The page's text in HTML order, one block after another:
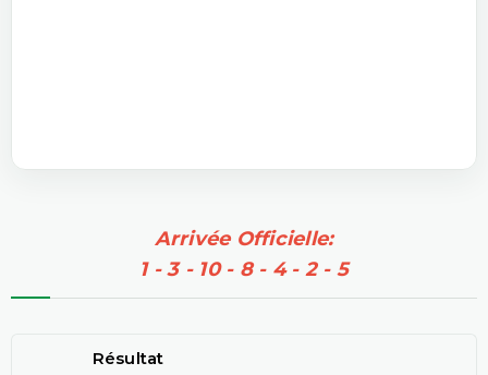
Arrivée Officielle:
1 - 3 - 10 - 8 - 4 - 2 - 5
Résultat